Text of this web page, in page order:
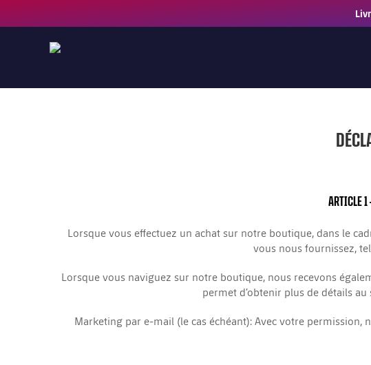
ARTICLE 1
Lorsque vous effectuez un achat sur notre boutique, dans le
vous nous fournissez,
Lorsque vous naviguez sur notre boutique, nous recevons
permet d’obtenir plus de détails
Marketing par e-mail (le cas échéant): Avec votre